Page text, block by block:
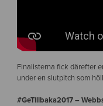
Finalisterna fick därefter
under en slutpitch som
#GeTillbaka2017 –